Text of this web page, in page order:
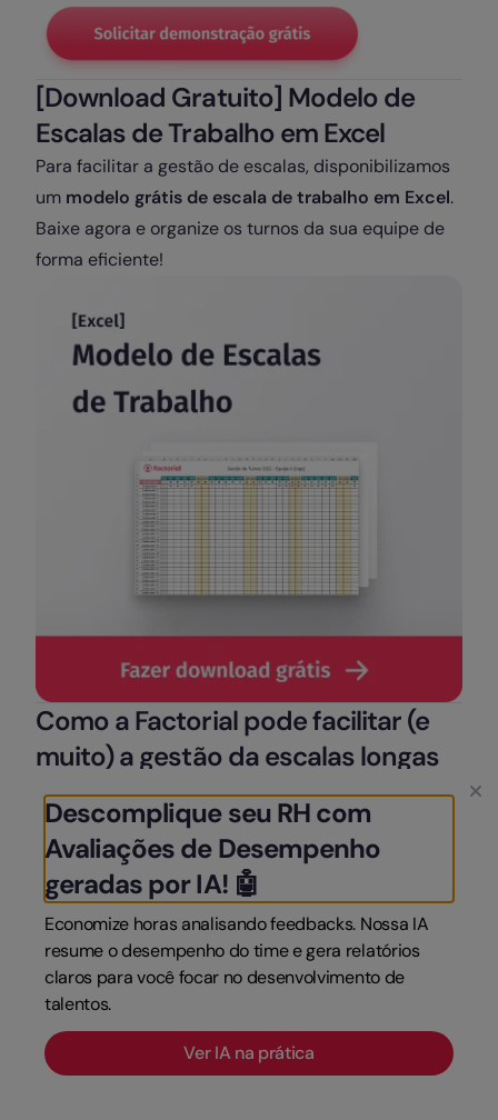
[Download Gratuito] Modelo de
Escalas de Trabalho em Excel
Para facilitar a gestão de escalas, disponibilizamos
um modelo grátis de escala de trabalho em Excel.
Baixe agora e organize os turnos da sua equipe de
forma eficiente!
Como a Factorial pode facilitar (e
muito) a gestão da escalas longas
Escalas como12×36, 24×48 e 18×36são essenciais
em setores que exigem operação contínua. Cada
uma tem suas vantagens e desafios, e a escolha
deve considerar as necessidades da empresa e o
bem-estar dos colaboradores.
Com aFactorial RH, você conta com um sistema
completo para criar, organizar e acompanhar
escalas de trabalho, tudo em um só lugar — e o
melhor: de forma prática, visual e automatizada.
💻 Como a Factorial te ajuda no dia a dia:
Descomplique seu RH com
Avaliações de Desempenho
geradas por IA! 🤖
Economize horas analisando feedbacks. Nossa IA
resume o desempenho do time e gera relatórios
claros para você focar no desenvolvimento de
talentos.
Ver IA na prática